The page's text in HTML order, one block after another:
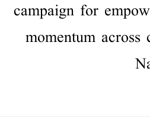
campaign for
momentum